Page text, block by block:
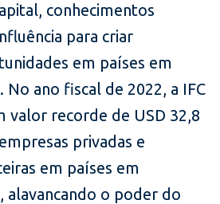
conhecimentos
para criar
em países em
ano fiscal de 2022, a IFC
valor recorde de USD 32,8
privadas e
em países em
alavancando o poder do